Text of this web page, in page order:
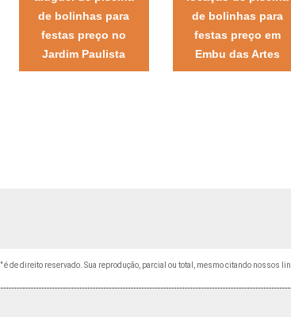
de bolinhas para
festas preço no
Jardim Paulista
de bolinhas para
festas preço em
Embu das Artes
" é de direito reservado. Sua reprodução, parcial ou total, mesmo citando nossos